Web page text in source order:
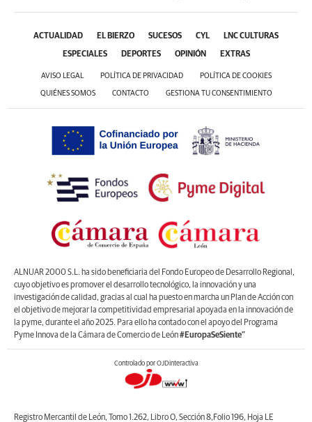
ACTUALIDAD EL BIERZO SUCESOS CYL LNC CULTURAS
ESPECIALES DEPORTES OPINIÓN EXTRAS
AVISO LEGAL POLÍTICA DE PRIVACIDAD POLÍTICA DE COOKIES
QUIÉNES SOMOS CONTACTO GESTIONA TU CONSENTIMIENTO
ALNUAR 2000 S.L. ha sido beneficiaria del Fondo Europeo de Desarrollo Regional,
cuyo objetivo es promover el desarrollo tecnológico, la innovación y una
investigación de calidad, gracias al cual ha puesto en marcha un Plan de Acción con
el objetivo de mejorar la competitividad empresarial apoyada en la innovación de
la pyme, durante el año 2025. Para ello ha contado con el apoyo del Programa
Pyme Innova de la Cámara de Comercio de León#EuropaSeSiente”
Controlado por OJDinteractiva
Registro Mercantil de León, Tomo 1.262, Libro O, Sección 8,Folio 196, Hoja LE